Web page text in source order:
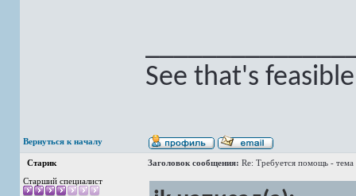
See that's
Вернуться к началу
Старик Заголовок сообщения: Re: Требуется помощь -
Старший специалист